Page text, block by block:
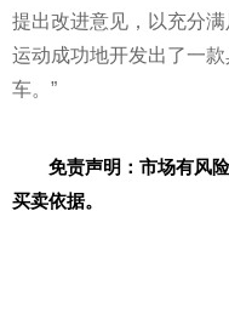
提出改进意见，以充分
运动成功地开发出了一
车。”
免责声明：市场有风
买卖依据。